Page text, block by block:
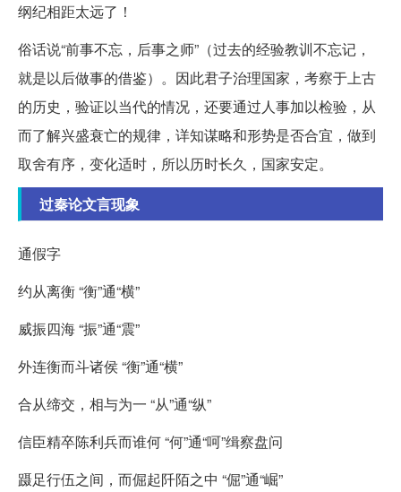
纲纪相距太远了！
俗话说“前事不忘，后事之师”（过去的经验教训不忘记，
就是以后做事的借鉴）。因此君子治理国家，考察于上古
的历史，验证以当代的情况，还要通过人事加以检验，从
而了解兴盛衰亡的规律，详知谋略和形势是否合宜，做到
取舍有序，变化适时，所以历时长久，国家安定。
过秦论文言现象
通假字
约从离衡 “衡”通“横”
威振四海 “振”通“震”
外连衡而斗诸侯 “衡”通“横”
合从缔交，相与为一 “从”通“纵”
信臣精卒陈利兵而谁何 “何”通“呵”缉察盘问
蹑足行伍之间，而倔起阡陌之中 “倔”通“崛”